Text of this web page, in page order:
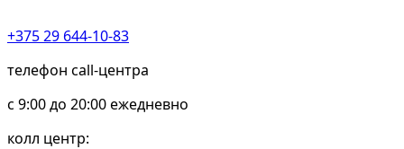
+375 29 644-10-83
телефон call-центра
c 9:00 до 20:00 ежедневно
колл центр: